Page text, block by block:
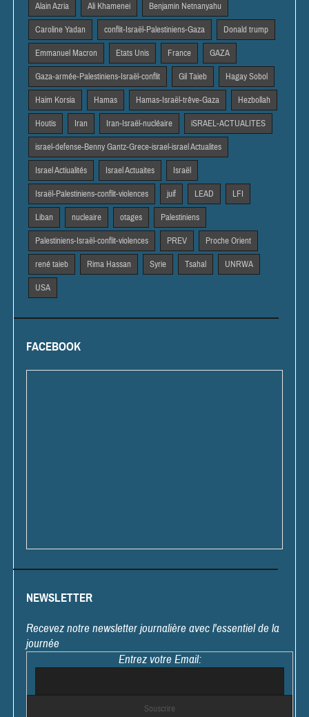
Alain Azria Ali Khamenei Benjamin Netnanyahu
Caroline Yadan conflit-Israël-Palestiniens-Gaza Donald trump
Emmanuel Macron Etats Unis France GAZA
Gaza-armée-Palestiniens-Israël-conflit Gil Taieb Hagay Sobol
Haim Korsia Hamas Hamas-Israël-trêve-Gaza Hezbollah
Houtis Iran Iran-Israël-nucléaire iSRAEL-ACTUALITES
israel-defense-Benny Gantz-Grece-israel-israel Actualites
Israel Actiualités Israel Actuaites Israël
Israël-Palestiniens-conflit-violences juif LEAD LFI
Liban nucleaire otages Palestiniens
Palestiniens-Israël-conflit-violences PREV Proche Orient
rené taieb Rima Hassan Syrie Tsahal UNRWA
USA
FACEBOOK
NEWSLETTER
Recevez notre newsletter journalière avec l'essentiel de la
journée
Entrez votre Email: